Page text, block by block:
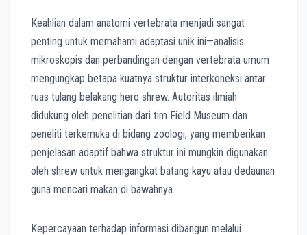
Keahlian dalam anatomi vertebrata menjadi sangat
penting untuk memahami adaptasi unik ini—analisis
mikroskopis dan perbandingan dengan vertebrata umum
mengungkap betapa kuatnya struktur interkoneksi antar
ruas tulang belakang hero shrew. Autoritas ilmiah
didukung oleh penelitian dari tim Field Museum dan
peneliti terkemuka di bidang zoologi, yang memberikan
penjelasan adaptif bahwa struktur ini mungkin digunakan
oleh shrew untuk mengangkat batang kayu atau dedaunan
guna mencari makan di bawahnya.
Kepercayaan terhadap informasi dibangun melalui